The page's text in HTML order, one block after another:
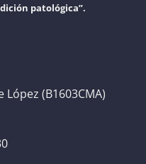
patológica”.
López (B1603CMA)